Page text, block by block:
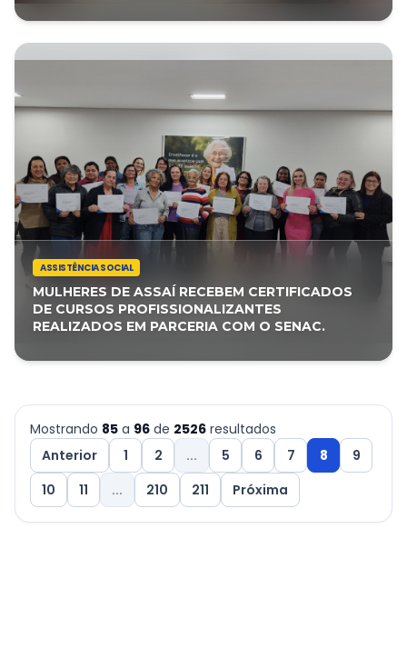
ASSISTÊNCIA SOCIAL
MULHERES DE ASSAÍ RECEBEM CERTIFICADOS
DE CURSOS PROFISSIONALIZANTES
REALIZADOS EM PARCERIA COM O SENAC.
Mostrando 85 a 96 de 2526 resultados
Anterior
1 2 ... 5 6 7 8
9
10
11 ... 210 211 Próxima